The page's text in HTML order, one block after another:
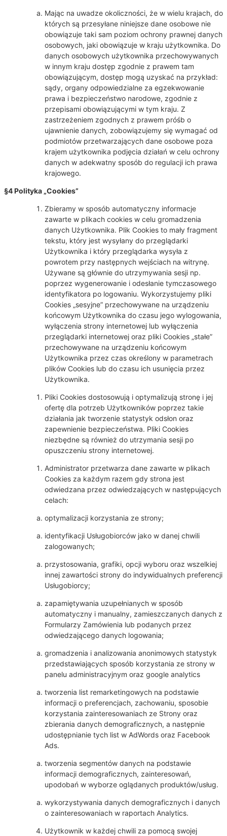
Mając na uwadze okoliczności, że w wielu krajach, do
których są przesyłane niniejsze dane osobowe nie
obowiązuje taki sam poziom ochrony prawnej danych
osobowych, jaki obowiązuje w kraju użytkownika. Do
danych osobowych użytkownika przechowywanych
w innym kraju dostęp zgodnie z prawem tam
obowiązującym, dostęp mogą uzyskać na przykład:
sądy, organy odpowiedzialne za egzekwowanie
prawa i bezpieczeństwo narodowe, zgodnie z
przepisami obowiązującymi w tym kraju. Z
zastrzeżeniem zgodnych z prawem próśb o
ujawnienie danych, zobowiązujemy się wymagać od
podmiotów przetwarzających dane osobowe poza
krajem użytkownika podjęcia działań w celu ochrony
danych w adekwatny sposób do regulacji ich prawa
krajowego.
§4 Polityka „Cookies”
Zbieramy w sposób automatyczny informacje
zawarte w plikach cookies w celu gromadzenia
danych Użytkownika. Plik Cookies to mały fragment
tekstu, który jest wysyłany do przeglądarki
Użytkownika i który przeglądarka wysyła z
powrotem przy następnych wejściach na witrynę.
Używane są głównie do utrzymywania sesji np.
poprzez wygenerowanie i odesłanie tymczasowego
identyfikatora po logowaniu. Wykorzystujemy pliki
Cookies „sesyjne” przechowywane na urządzeniu
końcowym Użytkownika do czasu jego wylogowania,
wyłączenia strony internetowej lub wyłączenia
przeglądarki internetowej oraz pliki Cookies „stałe”
przechowywane na urządzeniu końcowym
Użytkownika przez czas określony w parametrach
plików Cookies lub do czasu ich usunięcia przez
Użytkownika.
Pliki Cookies dostosowują i optymalizują stronę i jej
ofertę dla potrzeb Użytkowników poprzez takie
działania jak tworzenie statystyk odsłon oraz
zapewnienie bezpieczeństwa. Pliki Cookies
niezbędne są również do utrzymania sesji po
opuszczeniu strony internetowej.
Administrator przetwarza dane zawarte w plikach
Cookies za każdym razem gdy strona jest
odwiedzana przez odwiedzających w następujących
celach:
optymalizacji korzystania ze strony;
identyfikacji Usługobiorców jako w danej chwili
zalogowanych;
przystosowania, grafiki, opcji wyboru oraz wszelkiej
innej zawartości strony do indywidualnych preferencji
Usługobiorcy;
zapamiętywania uzupełnianych w sposób
automatyczny i manualny, zamieszczanych danych z
Formularzy Zamówienia lub podanych przez
odwiedzającego danych logowania;
gromadzenia i analizowania anonimowych statystyk
przedstawiających sposób korzystania ze strony w
panelu administracyjnym oraz google analytics
tworzenia list remarketingowych na podstawie
informacji o preferencjach, zachowaniu, sposobie
korzystania zainteresowaniach ze Strony oraz
zbierania danych demograficznych, a następnie
udostępnianie tych list w AdWords oraz Facebook
Ads.
tworzenia segmentów danych na podstawie
informacji demograficznych, zainteresowań,
upodobań w wyborze oglądanych produktów/usług.
wykorzystywania danych demograficznych i danych
o zainteresowaniach w raportach Analytics.
Użytkownik w każdej chwili za pomocą swojej